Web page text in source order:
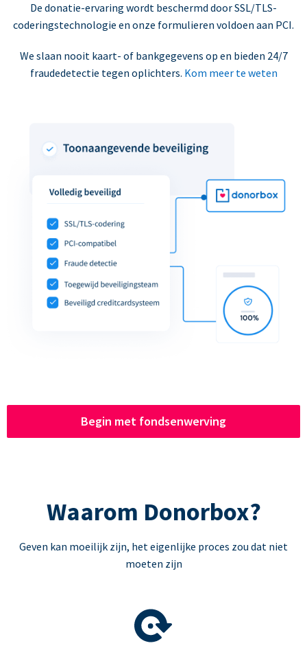
De donatie-ervaring wordt beschermd door SSL/TLS-
coderingstechnologie en onze formulieren voldoen aan PCI.
We slaan nooit kaart- of bankgegevens op en bieden 24/7
fraudedetectie tegen oplichters. Kom meer te weten
Begin met fondsenwerving
Waarom Donorbox?
Geven kan moeilijk zijn, het eigenlijke proces zou dat niet
moeten zijn